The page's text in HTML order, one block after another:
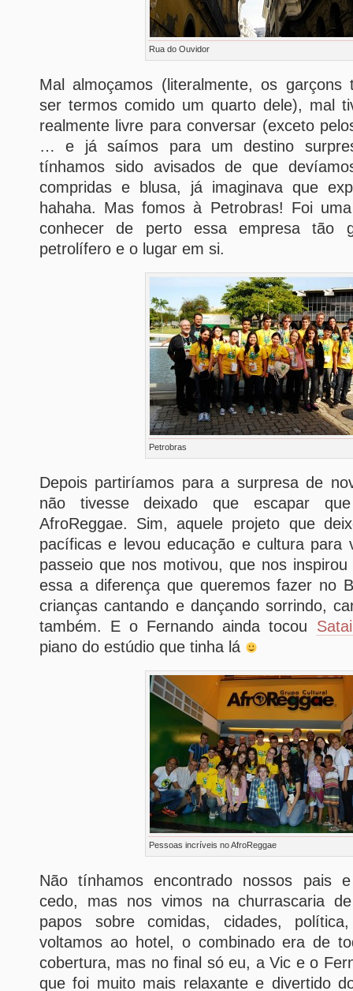
Rua do Ouvidor
Mal almoçamos (literalmente, os garçons
ser termos comido um quarto dele), mal
realmente livre para conversar (exceto
… e já saímos para um destino
tínhamos sido avisados de que
compridas e blusa, já imaginava que
hahaha. Mas fomos à Petrobras! Foi
conhecer de perto essa empresa tão
petrolífero e o lugar em si.
Petrobras
Depois partiríamos para a surpresa de
não tivesse deixado que escapar
AfroReggae. Sim, aquele projeto que
pacíficas e levou educação e cultura para
passeio que nos motivou, que nos
essa a diferença que queremos fazer no
crianças cantando e dançando sorrindo,
também. E o Fernando ainda tocou
piano do estúdio que tinha lá
Pessoas incríveis no AfroReggae
Não tínhamos encontrado nossos pais
cedo, mas nos vimos na churrascaria
papos sobre comidas, cidades,
voltamos ao hotel, o combinado era de
cobertura, mas no final só eu, a Vic e o
que foi muito mais relaxante e divertido